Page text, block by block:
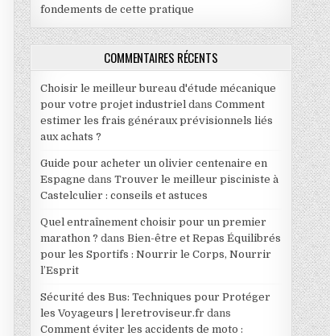
fondements de cette pratique
COMMENTAIRES RÉCENTS
Choisir le meilleur bureau d'étude mécanique
pour votre projet industriel dans Comment
estimer les frais généraux prévisionnels liés
aux achats ?
Guide pour acheter un olivier centenaire en
Espagne dans Trouver le meilleur pisciniste à
Castelculier : conseils et astuces
Quel entraînement choisir pour un premier
marathon ? dans Bien-être et Repas Équilibrés
pour les Sportifs : Nourrir le Corps, Nourrir
l’Esprit
Sécurité des Bus: Techniques pour Protéger
les Voyageurs | leretroviseur.fr dans
Comment éviter les accidents de moto :